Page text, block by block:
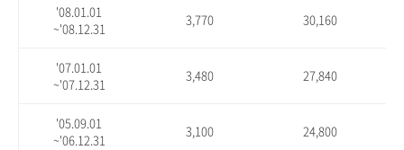
'08.01.01
~'08.12.31
3,770 30,160
'07.01.01
~'07.12.31
3,480 27,840
'05.09.01
~'06.12.31
3,100 24,800